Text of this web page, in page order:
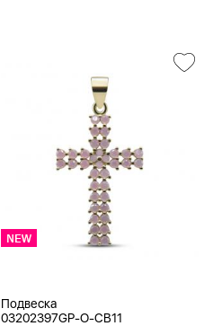
Подвеска
03202397GP-O-CB11